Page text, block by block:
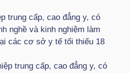
trung cấp, cao đẳng y, có
nghề và kinh nghiệm làm
các cơ sở y tế tối thiểu 18
trung cấp, cao đẳng y, có